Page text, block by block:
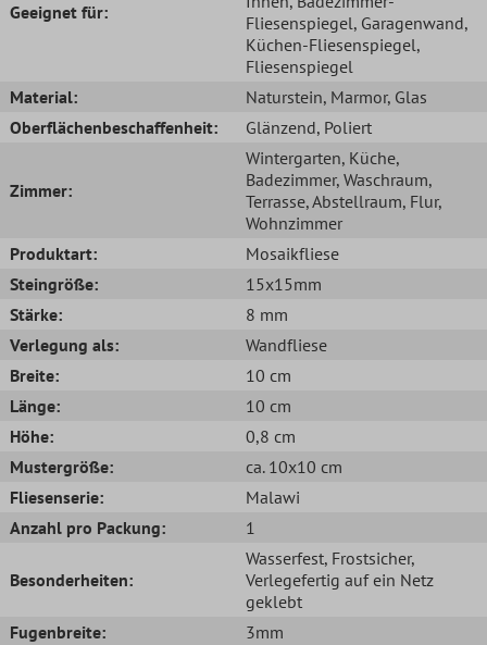
Geeignet für:
Fliesenspiegel, Garagenwand,
Küchen-Fliesenspiegel,
Fliesenspiegel
Material:
Naturstein, Marmor, Glas
Oberflächenbeschaffenheit:
Glänzend, Poliert
Zimmer:
Wintergarten, Küche,
Badezimmer, Waschraum,
Terrasse, Abstellraum, Flur,
Wohnzimmer
Produktart:
Mosaikfliese
Steingröße:
15x15mm
Stärke:
8 mm
Verlegung als:
Wandfliese
Breite:
10 cm
Länge:
10 cm
Höhe:
0,8 cm
Mustergröße:
ca. 10x10 cm
Fliesenserie:
Malawi
Anzahl pro Packung:
1
Besonderheiten:
Wasserfest, Frostsicher,
Verlegefertig auf ein Netz
geklebt
Fugenbreite:
3mm